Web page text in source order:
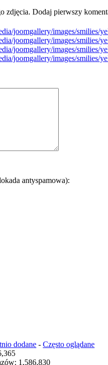
zdjęcia. Dodaj pierwszy
antyspamowa):
dodane - Często oglądane
1,586,830